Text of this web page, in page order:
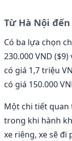
Từ Hà Nội đến
Có ba lựa chọn
230.000 VND
có giá 1,7 triệu
có giá 150.000
Một chi tiết quan
trong khi hành
xe riêng, xe sẽ đi